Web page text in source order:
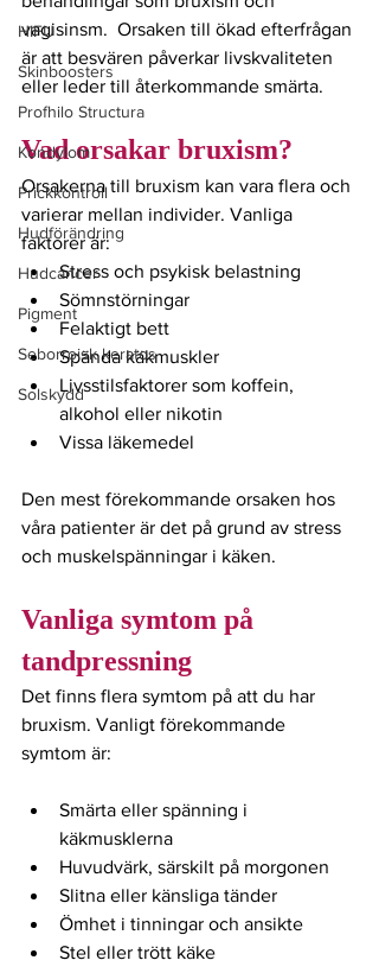
HIFU
Skinboosters
Profhilo Structura
Kondylom
Prickkontroll
Hudförändring
Hudcancer
Pigment
Seborroisk keratos
Solskydd
vagisinsm.  Orsaken till ökad efterfrågan
är att besvären påverkar livskvaliteten
eller leder till återkommande smärta.
Vad orsakar bruxism?
Orsakerna till bruxism kan vara flera och
varierar mellan individer. Vanliga
faktorer är:
Stress och psykisk belastning
Sömnstörningar
Felaktigt bett
Spända käkmuskler
Livsstilsfaktorer som koffein,
alkohol eller nikotin
Vissa läkemedel
Den mest förekommande orsaken hos
våra patienter är det på grund av stress
och muskelspänningar i käken.
Vanliga symtom på
tandpressning
Det finns flera symtom på att du har
bruxism. Vanligt förekommande
symtom är:
Smärta eller spänning i
käkmusklerna
Huvudvärk, särskilt på morgonen
Slitna eller känsliga tänder
Ömhet i tinningar och ansikte
Stel eller trött käke